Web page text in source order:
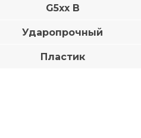
G5xx B
Ударопрочный
Пластик